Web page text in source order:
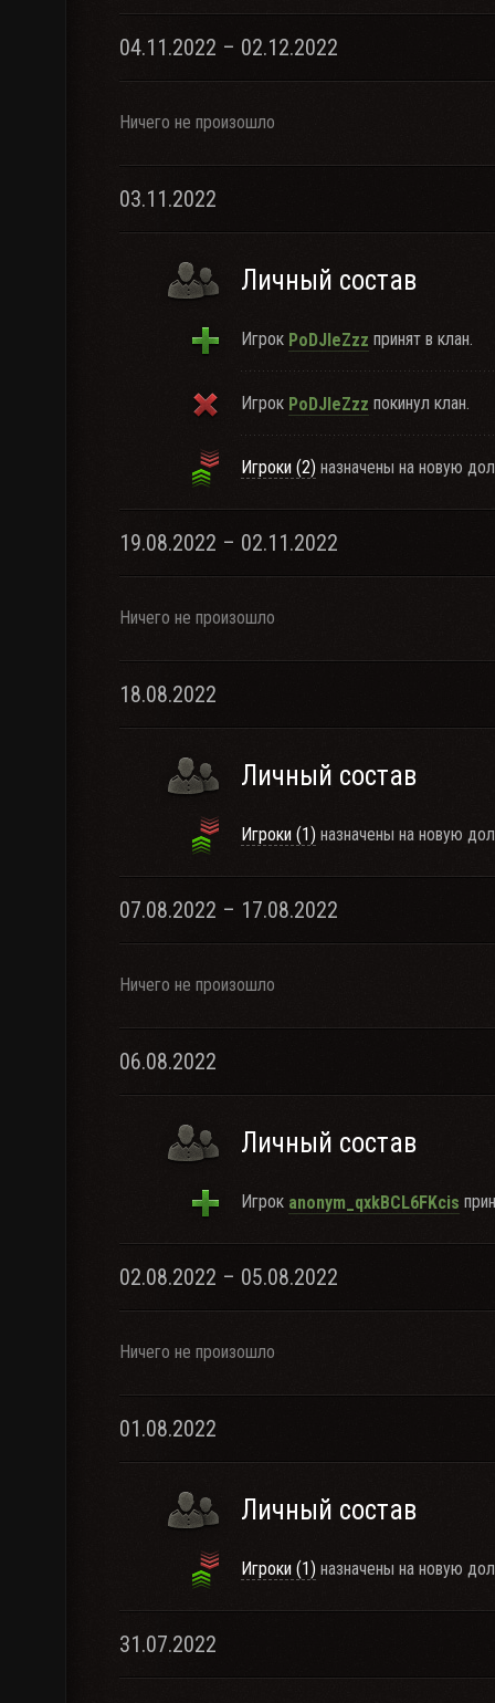
04.11.2022 – 02.12.2022
Ничего не произошло
03.11.2022
Личный состав
Игрок PoDJIeZzz принят в клан.
Игрок PoDJIeZzz покинул клан.
Игроки (2) назначены на новую
19.08.2022 – 02.11.2022
Ничего не произошло
18.08.2022
Личный состав
Игроки (1) назначены на новую
07.08.2022 – 17.08.2022
Ничего не произошло
06.08.2022
Личный состав
Игрок anonym_qxkBCL6FKcis
02.08.2022 – 05.08.2022
Ничего не произошло
01.08.2022
Личный состав
Игроки (1) назначены на новую
31.07.2022